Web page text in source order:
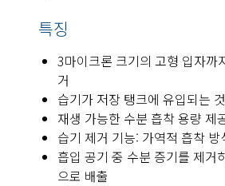
특징
3마이크론 크기의 고형 입자까
거
습기가 저장 탱크에 유입되는
재생 가능한 수분 흡착 용량 제
습기 제거 기능: 가역적 흡착 방
흡입 공기 중 수분 증기를 제거
으로 배출